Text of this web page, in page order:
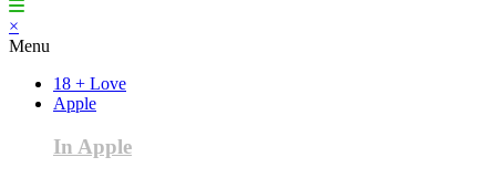
×
Menu
18 + Love
Apple
In Apple